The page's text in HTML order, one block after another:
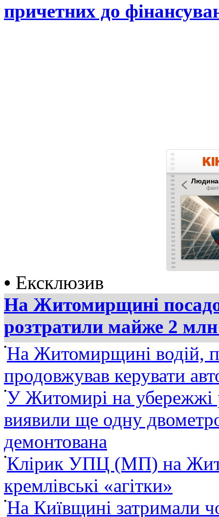
причетних до
• Ексклюзив
На Житомирщині
розтратили майже 2
•На Житомирщині водій,
продовжував керувати
•У Житомирі на убережжі
виявили ще одну
демонтована
•Клірик УПЦ (МП) на
кремлівські «агітки»
•На Київщині затримали